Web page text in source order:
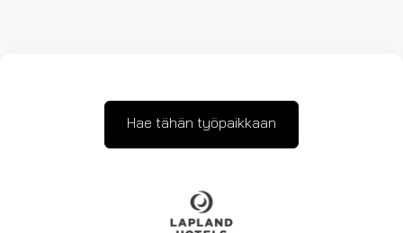
Hae tähän työpaikkaan